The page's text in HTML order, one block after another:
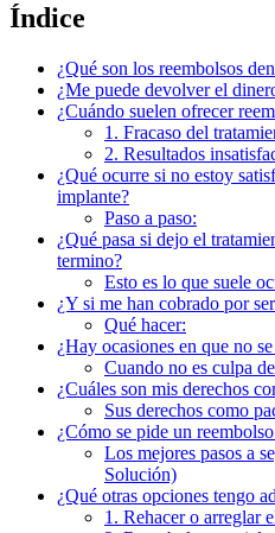
Índice
¿Qué son los reembolsos
¿Me puede devolver el
¿Cuándo suelen ofrecer
1. Fracaso del
2. Resultados
¿Qué ocurre si no estoy
implante?
Paso a paso:
¿Qué pasa si dejo el
termino?
Esto es lo que suele
¿Y si me han cobrado por
Qué hacer:
¿Hay ocasiones en que no
Cuando no es culpa
¿Cuáles son mis derechos
Sus derechos como
¿Cómo se pide un
Los mejores pasos a
Solución)
¿Qué otras opciones tengo
1. Rehacer o arreglar